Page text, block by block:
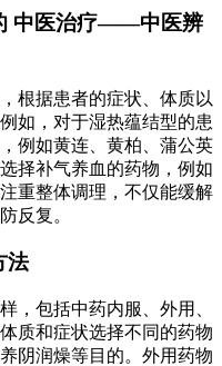
中医治疗——中医辨
根据患者的症状、体质以
如，对于湿热蕴结型的患
例如黄连、黄柏、蒲公英
择补气养血的药物，例如
重整体调理，不仅能缓解
反复。
法
，包括中药内服、外用、
质和症状选择不同的药物
阴润燥等目的。外用药物